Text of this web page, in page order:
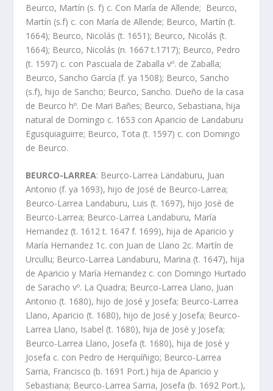
Beurco, Martí­n (s. f) c. Con Marí­a de Allende; Beurco,
Martí­n (s.f) c. con Marí­a de Allende; Beurco, Martí­n (t.
1664); Beurco, Nicolás (t. 1651); Beurco, Nicolás (t.
1664); Beurco, Nicolás (n. 1667 t.1717); Beurco, Pedro
(t. 1597) c. con Pascuala de Zaballa vº. de Zaballa;
Beurco, Sancho Garcí­a (f. ya 1508); Beurco, Sancho
(s.f), hijo de Sancho; Beurco, Sancho. Dueño de la casa
de Beurco hº. De Mari Bañes; Beurco, Sebastiana, hija
natural de Domingo c. 1653 con Aparicio de Landaburu
Egusquiaguirre; Beurco, Tota (t. 1597) c. con Domingo
de Beurco.
BEURCO-LARREA: Beurco-Larrea Landaburu, Juan
Antonio (f. ya 1693), hijo de José de Beurco-Larrea;
Beurco-Larrea Landaburu, Luis (t. 1697), hijo José de
Beurco-Larrea; Beurco-Larrea Landaburu, Marí­a
Hernandez (t. 1612 t. 1647 f. 1699), hija de Aparicio y
Marí­a Hernandez 1c. con Juan de Llano 2c. Martí­n de
Urcullu; Beurco-Larrea Landaburu, Marina (t. 1647), hija
de Aparicio y Marí­a Hernandez c. con Domingo Hurtado
de Saracho vº. La Quadra; Beurco-Larrea Llano, Juan
Antonio (t. 1680), hijo de José y Josefa; Beurco-Larrea
Llano, Aparicio (t. 1680), hijo de José y Josefa; Beurco-
Larrea Llano, Isabel (t. 1680), hija de José y Josefa;
Beurco-Larrea Llano, Josefa (t. 1680), hija de José y
Josefa c. con Pedro de Herquí­ñigo; Beurco-Larrea
Sarria, Francisco (b. 1691 Port.) hija de Aparicio y
Sebastiana; Beurco-Larrea Sarria, Josefa (b. 1692 Port.),